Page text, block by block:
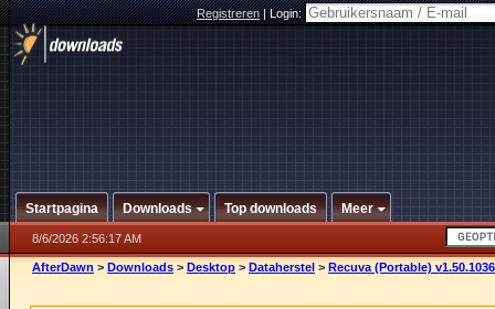
Registreren|Login:
Startpagina Downloads Top downloads Meer
8/6/2026 2:56:17 AM
AfterDawn > Downloads > Desktop > Dataherstel > Recuva (Portable) v1.50.1036